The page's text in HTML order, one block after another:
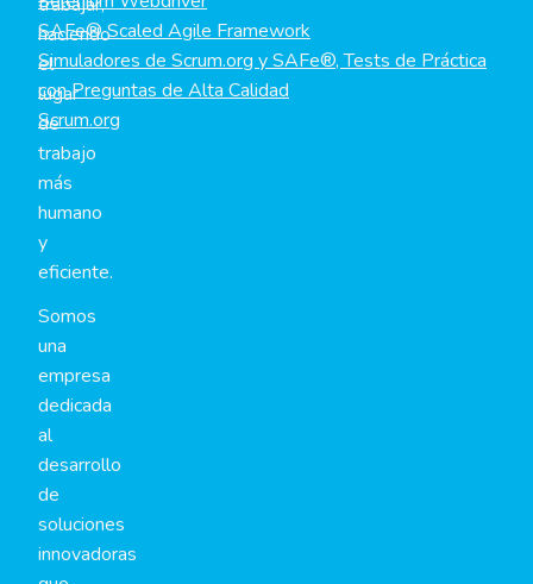
haciendo
el
lugar
de
trabajo
más
humano
y
eficiente.
Somos
una
empresa
dedicada
al
desarrollo
de
soluciones
innovadoras
SAFe® Scaled Agile Framework
Simuladores de Scrum.org y SAFe®, Tests de Práctica
con Preguntas de Alta Calidad
Scrum.org